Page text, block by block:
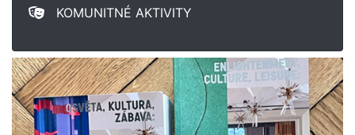
KOMUNITNÉ AKTIVITY